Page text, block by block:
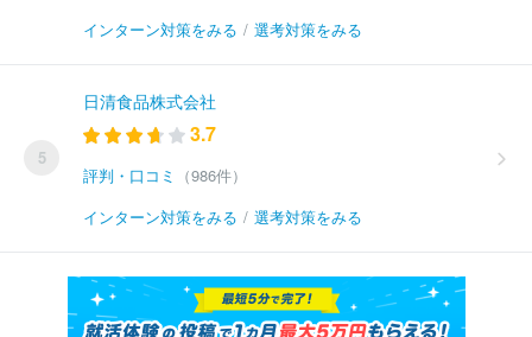
インターン対策をみる / 選考対策をみる
5
日清食品株式会社
3.7
評判・口コミ
（986件）
インターン対策をみる / 選考対策をみる